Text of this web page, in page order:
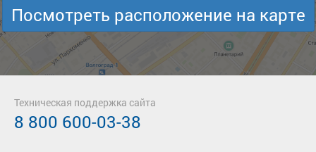
Посмотреть расположение на карте
Техническая поддержка сайта
8 800 600-03-38